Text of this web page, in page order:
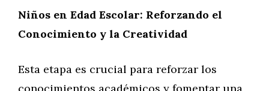
Niños en Edad Escolar: Reforzando el
Conocimiento y la Creatividad
Esta etapa es crucial para reforzar los